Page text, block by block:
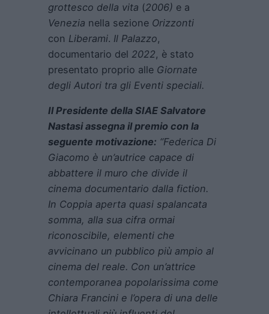
grottesco della vita (2006) e a
Venezia nella sezione Orizzonti
con Liberami. Il Palazzo,
documentario del 2022, è stato
presentato proprio alle Giornate
degli Autori tra gli Eventi speciali.
Il Presidente della SIAE Salvatore
Nastasi assegna il premio con la
seguente motivazione: “Federica Di
Giacomo è un’autrice capace di
abbattere il muro che divide il
cinema documentario dalla fiction.
In Coppia aperta quasi spalancata
somma, alla sua cifra ormai
riconoscibile, elementi che
avvicinano un pubblico più ampio al
cinema del reale. Con un’attrice
contemporanea popolarissima come
Chiara Francini e l’opera di una delle